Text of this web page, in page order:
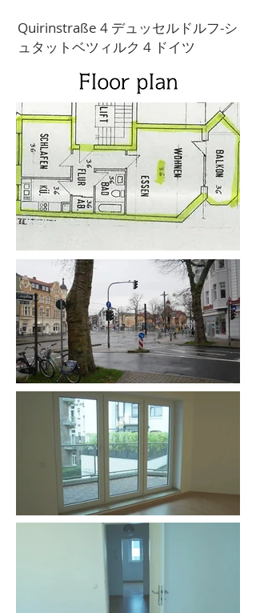
Quirinstraße 4 デュッセルドルフ-シ
ュタットベツィルク 4 ドイツ